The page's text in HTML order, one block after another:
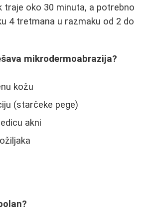
traje oko 30 minuta, a potrebno
4 tretmana u razmaku od 2 do
mikrodermoabrazija?
kožu
(starčeke pege)
akni